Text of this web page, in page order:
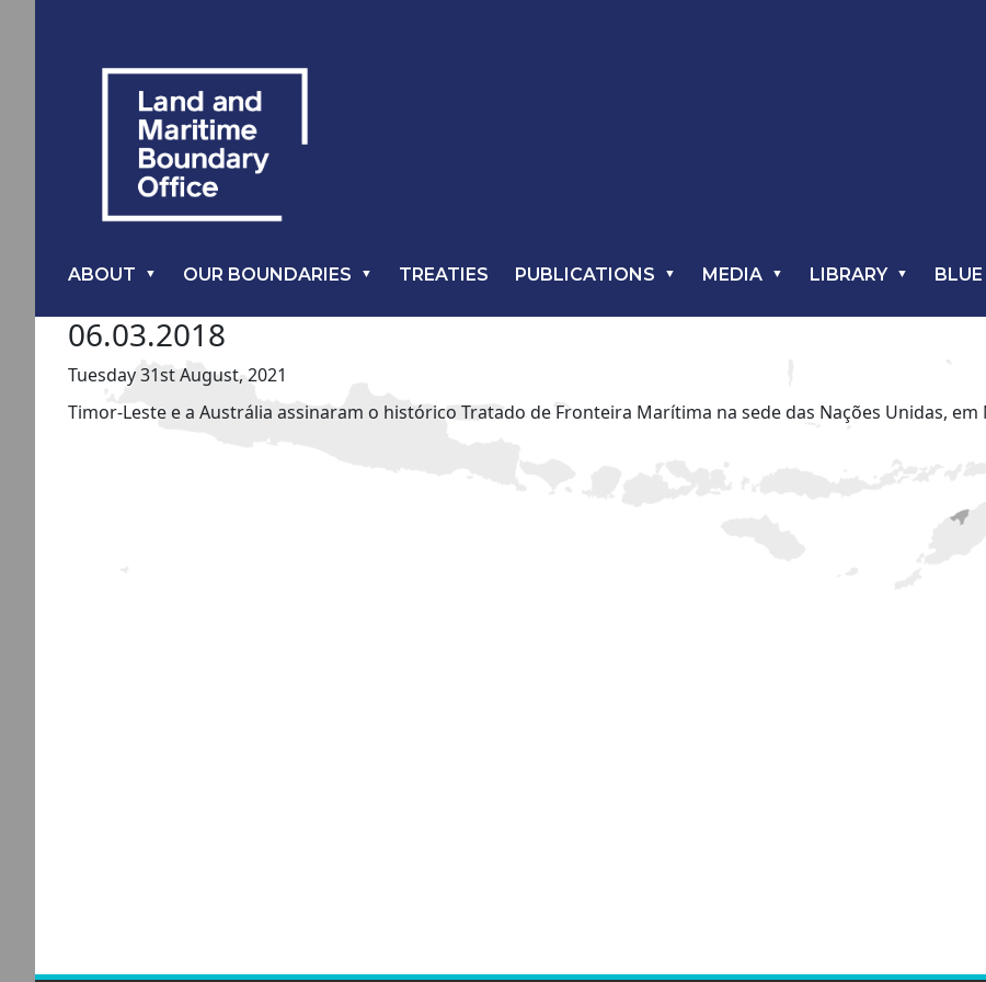
ABOUT OUR BOUNDARIES TREATIES PUBLICATIONS MEDIA LIBRARY
06.03.2018
Tuesday 31st August, 2021
Timor-Leste e a Austrália assinaram o histórico Tratado de Fronteira Marítima na sede das Nações Unidas, em